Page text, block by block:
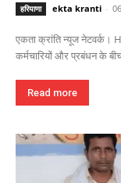
हरियाणा ekta kranti -
एकता क्रांति न्यूज
कर्मचारियों और प्रबंधन के
Read more